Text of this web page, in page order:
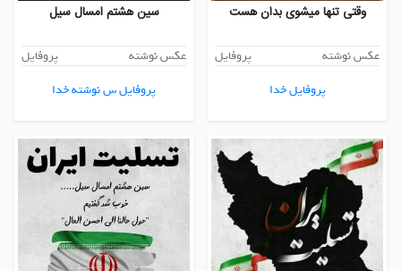
وقتی تنها میشوی بدان هست
عکس نوشته
پروفایل
پروفایل خدا
سین هشتم امسال سیل
عکس نوشته
پروفایل
پروفایل س نوشته خدا